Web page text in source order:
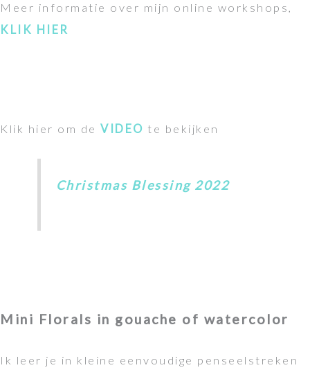
Meer informatie over mijn online workshops,
KLIK HIER
Klik hier om de VIDEO te bekijken
Christmas Blessing 2022
Mini Florals in gouache of watercolor
Ik leer je in kleine eenvoudige penseelstreken